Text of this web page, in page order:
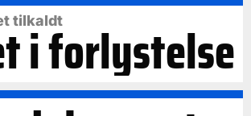
tilkaldti forlystelse